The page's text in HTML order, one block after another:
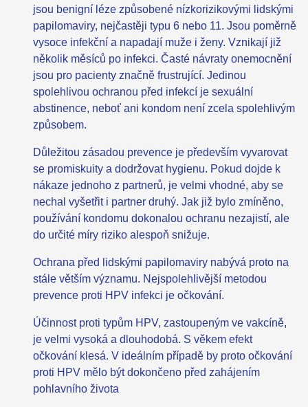
jsou benigní léze způsobené nízkorizikovými lidskými
papilomaviry, nejčastěji typu 6 nebo 11. Jsou poměrně
vysoce infekční a napadají muže i ženy. Vznikají již
několik měsíců po infekci. Časté návraty onemocnění
jsou pro pacienty značně frustrující. Jedinou
spolehlivou ochranou před infekcí je sexuální
abstinence, neboť ani kondom není zcela spolehlivým
způsobem.
Důležitou zásadou prevence je především vyvarovat
se promiskuity a dodržovat hygienu. Pokud dojde k
nákaze jednoho z partnerů, je velmi vhodné, aby se
nechal vyšetřit i partner druhý. Jak již bylo zmíněno,
používání kondomu dokonalou ochranu nezajistí, ale
do určité míry riziko alespoň snižuje.
Ochrana před lidskými papilomaviry nabývá proto na
stále větším významu. Nejspolehlivější metodou
prevence proti HPV infekci je očkování.
Účinnost proti typům HPV, zastoupeným ve vakcíně,
je velmi vysoká a dlouhodobá. S věkem efekt
očkování klesá. V ideálním případě by proto očkování
proti HPV mělo být dokončeno před zahájením
pohlavního života